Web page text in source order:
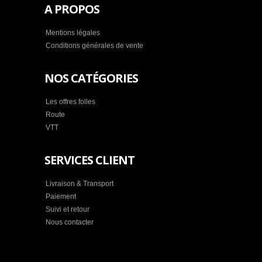
A PROPOS
Mentions légales
Conditions générales de vente
NOS CATÉGORIES
Les offres folles
Route
VTT
SERVICES CLIENT
Livraison & Transport
Paiement
Suivi et retour
Nous contacter